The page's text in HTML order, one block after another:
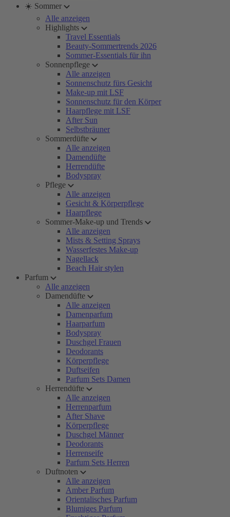
☀️ Sommer
Alle anzeigen
Highlights
Travel Essentials
Beauty-Sommertrends 2026
Sommer-Essentials für ihn
Sonnenpflege
Alle anzeigen
Sonnenschutz fürs Gesicht
Make-up mit LSF
Sonnenschutz für den Körper
Haarpflege mit LSF
After Sun
Selbstbräuner
Sommerdüfte
Alle anzeigen
Damendüfte
Herrendüfte
Bodyspray
Pflege
Alle anzeigen
Gesicht & Körperpflege
Haarpflege
Sommer-Make-up und Trends
Alle anzeigen
Mists & Setting Sprays
Wasserfestes Make-up
Nagellack
Beach Hair stylen
Parfum
Alle anzeigen
Damendüfte
Alle anzeigen
Damenparfum
Haarparfum
Bodyspray
Duschgel Frauen
Deodorants
Körperpflege
Duftseifen
Parfum Sets Damen
Herrendüfte
Alle anzeigen
Herrenparfum
After Shave
Körperpflege
Duschgel Männer
Deodorants
Herrenseife
Parfum Sets Herren
Duftnoten
Alle anzeigen
Amber Parfum
Orientalisches Parfum
Blumiges Parfum